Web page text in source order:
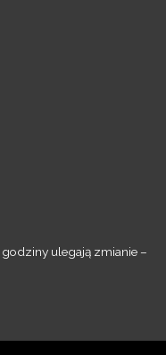
ulegają zmianie –